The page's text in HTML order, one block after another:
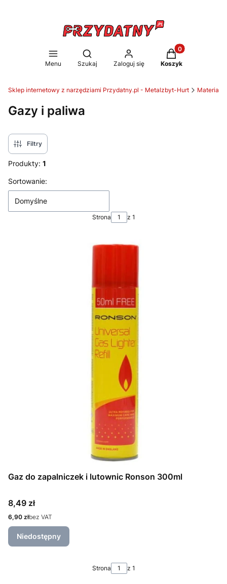
Menu
Otwórz wyszukiwarkę
Szukaj Zaloguj się
Produkty w
Koszyk
Sklep internetowy z narzędziami Przydatny.pl - Metalzbyt-Hurt Materiały
Gazy i paliwa
Filtry
Produkty: 1
Lista produktów
Sortowanie:
Domyślne
Strona z 1
Gaz do zapalniczek i lutownic Ronson 300ml
Cena
8,49 zł
Cena
6,90 złbez VAT
Niedostępny
Strona z 1